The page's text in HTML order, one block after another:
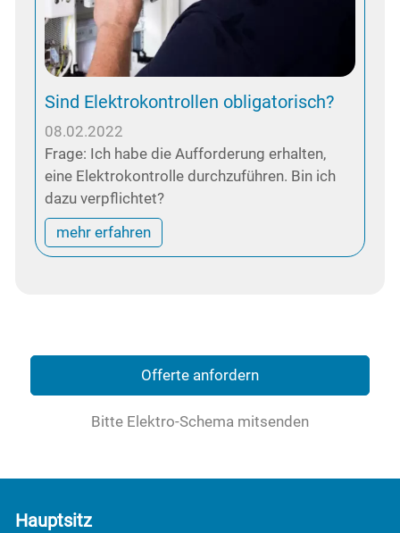
Sind Elektrokontrollen obligatorisch?
08.02.2022
Frage: Ich habe die Aufforderung erhalten,
eine Elektrokontrolle durchzuführen. Bin ich
dazu verpflichtet?
mehr erfahren
Offerte anfordern
Bitte Elektro-Schema mitsenden
Hauptsitz